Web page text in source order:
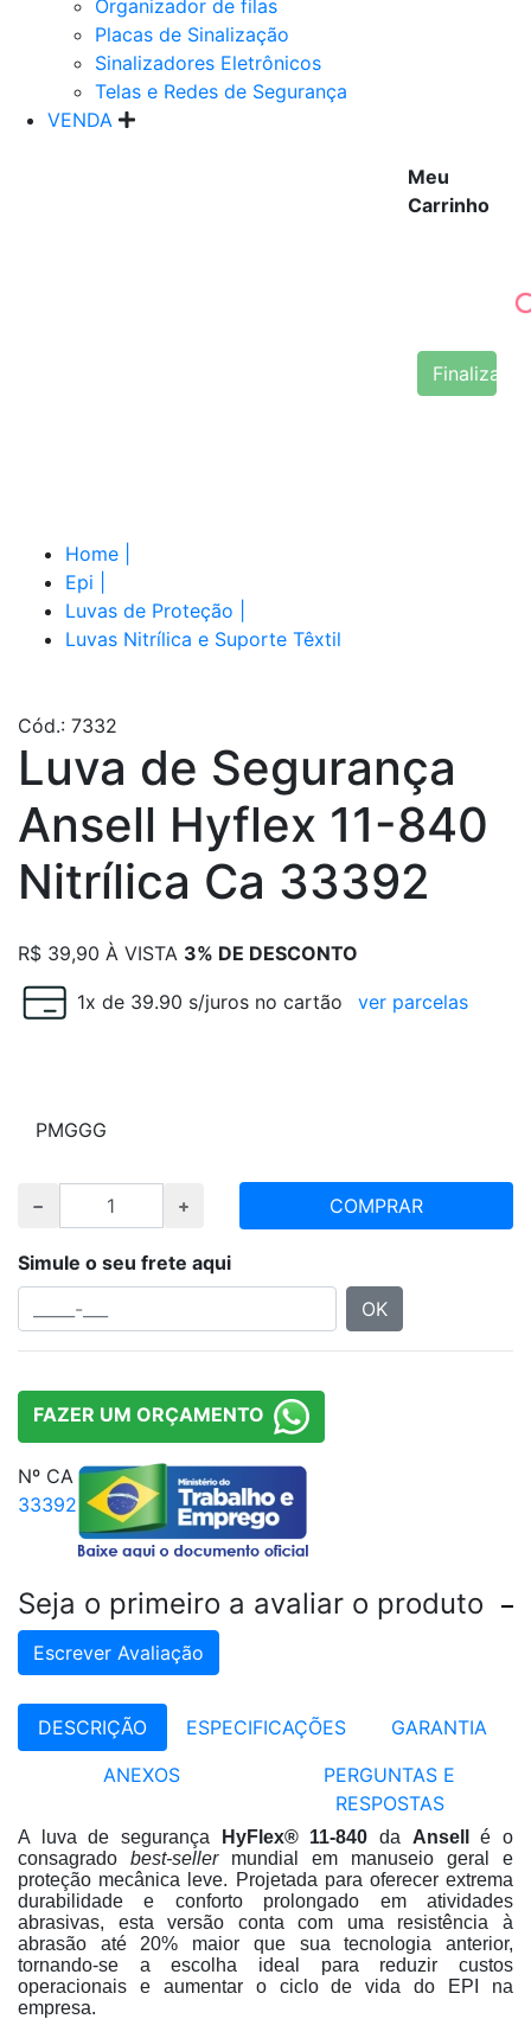
Organizador de filas
Placas de Sinalização
Sinalizadores Eletrônicos
Telas e Redes de Segurança
VENDA
Meu
Carrinho
Finalizar
Home
Epi
Luvas de Proteção
Luvas Nitrílica e Suporte Têxtil
Cód.: 7332
Luva de Segurança
Ansell Hyflex 11-840
Nitrílica Ca 33392
R$ 39,90 À VISTA 3% DE DESCONTO
1x de 39.90 s/juros no cartão ver parcelas
PMGGG
COMPRAR
Simule o seu frete aqui
OK
FAZER UM ORÇAMENTO
Nº CA
33392
Seja o primeiro a avaliar o produto
Escrever Avaliação
DESCRIÇÃO ESPECIFICAÇÕES
GARANTIA
ANEXOS
PERGUNTAS E
RESPOSTAS
A luva de segurança HyFlex® 11-840 da Ansellé o
consagrado best-sellermundial em manuseio geral e
proteção mecânica leve. Projetada para oferecer extrema
durabilidade e conforto prolongado em atividades
abrasivas, esta versão conta com uma resistência à
abrasão até 20% maior que sua tecnologia anterior,
tornando-se a escolha ideal para reduzir custos
operacionais e aumentar o ciclo de vida do EPI na
empresa.